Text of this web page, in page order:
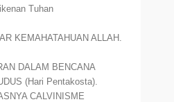
Tuhan
KEMAHATAHUAN ALLAH.
DALAM BENCANA
(Hari Pentakosta).
CALVINISME